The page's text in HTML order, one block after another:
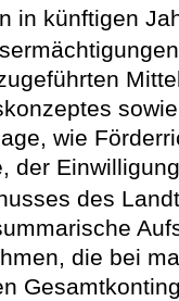
in künftigen
wie
der
des
die bei